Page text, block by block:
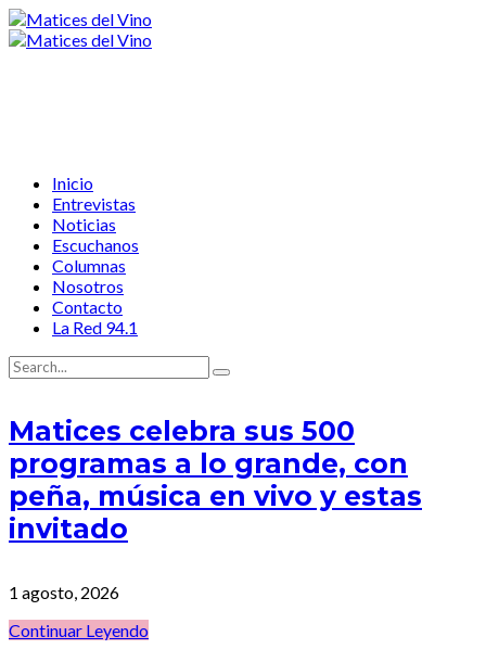
Inicio
Entrevistas
Noticias
Escuchanos
Columnas
Nosotros
Contacto
La Red 94.1
Matices celebra sus 500
programas a lo grande, con
peña, música en vivo y estas
invitado
1 agosto, 2026
Continuar Leyendo